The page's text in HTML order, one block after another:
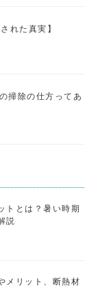
れた真実】
掃除の仕方ってあ
トとは？暑い時期
説
メリット、断熱材